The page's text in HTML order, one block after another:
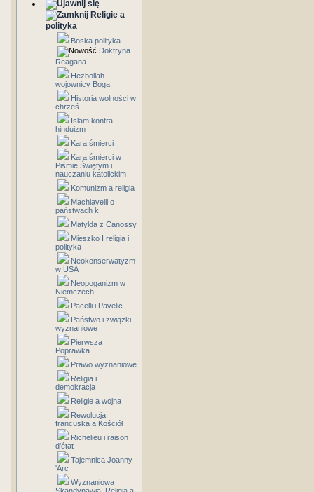
Religie a
polityka
Boska polityka
Doktryna
Reagana
Hezbollah
wojownicy Boga
Historia wolności w
chrześ.
Islam kontra
hinduizm
Kara śmierci
Kara śmierci w
Piśmie Świętym i
nauczaniu katolickim
Komunizm a religia
Machiavelli o
państwach k
Matylda z Canossy
Mieszko I religia i
polityka
Neokonserwatyzm
w USA
Neopoganizm w
Niemczech
Pacelli i Pavelic
Państwo i związki
wyznaniowe
Pierwsza
Poprawka
Prawo wyznaniowe
Religia i
demokracja
Religie a wojna
Rewolucja
francuska a Kościół
Richelieu i raison
d'état
Tajemnica Joanny
'Arc
Wyznaniowa